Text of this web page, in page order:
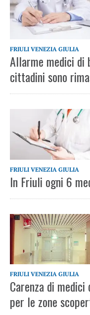
FRIULI VENEZIA GIULIA
Allarme medici di
cittadini sono
FRIULI VENEZIA GIULIA
In Friuli ogni 6
FRIULI VENEZIA GIULIA
Carenza di
per le zone